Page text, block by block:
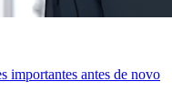
importantes antes de novo